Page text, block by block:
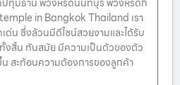
ปทุมธานี พวงหรีดนนทบุรี พวงหรีดก
in Bangkok Thailand เรา
ด่น ซึ่งล้วนมีดีไซน์สวยงามและได้รับ
งสิ้น ทันสมัย มีความเป็นตัวของตัว
สะท้อนความต้องการของลูกค้า